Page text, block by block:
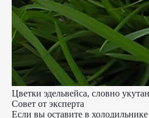
Цветки эдельвейса, словно
Совет от эксперта
Если вы оставите в